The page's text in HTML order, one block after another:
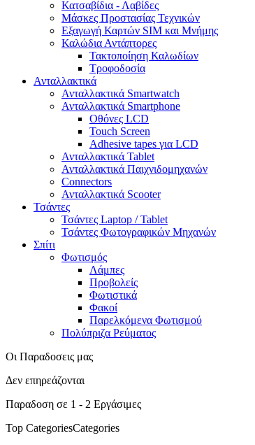
Κατσαβίδια - Λαβίδες
Μάσκες Προστασίας Τεχνικών
Εξαγωγή Καρτών SIM και Μνήμης
Καλώδια Αντάπτορες
Τακτοποίηση Καλωδίων
Τροφοδοσία
Ανταλλακτικά
Ανταλλακτικά Smartwatch
Ανταλλακτικά Smartphone
Οθόνες LCD
Touch Screen
Adhesive tapes για LCD
Ανταλλακτικά Tablet
Ανταλλακτικά Παιχνιδομηχανών
Connectors
Ανταλλακτικά Scooter
Τσάντες
Τσάντες Laptop / Tablet
Τσάντες Φωτoγραφικών Μηχανών
Σπίτι
Φωτισμός
Λάμπες
Προβολείς
Φωτιστικά
Φακοί
Παρελκόμενα Φωτισμού
Πολύπριζα Ρεύματος
Οι Παραδοσεις μας
Δεν επηρεάζονται
Παραδοση σε 1 - 2 Εργάσιμες
Top CategoriesCategories